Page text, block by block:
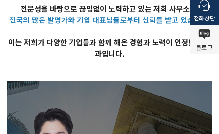
전화상담
블로그
전문성을 바탕으로 끊임없이 노력하고 있는 저희 사무소는,
전국의 많은 발명가와 기업 대표님들로부터 신뢰를 받고 있습니다.
이는 저희가 다양한 기업들과 함께 해온 경험과 노력이 인정받은 결
과입니다.